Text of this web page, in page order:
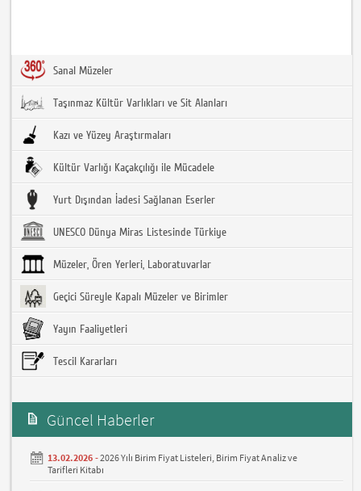
Sanal Müzeler
Taşınmaz Kültür Varlıkları ve Sit Alanları
Kazı ve Yüzey Araştırmaları
Kültür Varlığı Kaçakçılığı ile Mücadele
Yurt Dışından İadesi Sağlanan Eserler
UNESCO Dünya Miras Listesinde Türkiye
Müzeler, Ören Yerleri, Laboratuvarlar
Geçici Süreyle Kapalı Müzeler ve Birimler
Yayın Faaliyetleri
Tescil Kararları
Güncel Haberler
13.02.2026 -2026 Yılı Birim Fiyat Listeleri, Birim Fiyat Analiz ve
Tarifleri Kitabı